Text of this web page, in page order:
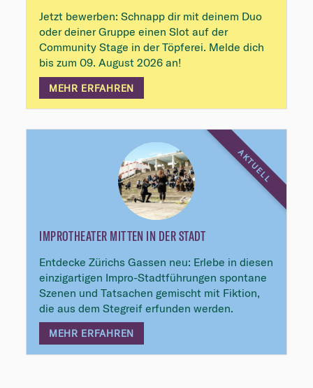
Jetzt bewerben: Schnapp dir mit deinem Duo
oder deiner Gruppe einen Slot auf der
Community Stage in der Töpferei. Melde dich
bis zum 09. August 2026 an!
MEHR ERFAHREN
AKTUELL
IMPROTHEATER MITTEN IN DER STADT
Entdecke Zürichs Gassen neu: Erlebe in diesen
einzigartigen Impro-Stadtführungen spontane
Szenen und Tatsachen gemischt mit Fiktion,
die aus dem Stegreif erfunden werden.
MEHR ERFAHREN